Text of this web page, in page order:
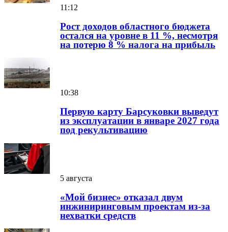
11:12
Рост доходов областного бюджета
остался на уровне в 11 %, несмотря
на потерю 8 % налога на прибыль
10:38
Первую карту Барсуковки выведут
из эксплуатации в январе 2027 года
под рекультивацию
5 августа
«Мой бизнес» отказал двум
инжиниринговым проектам из-за
нехватки средств